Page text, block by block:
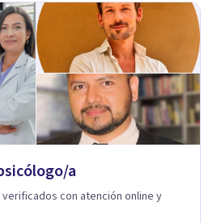
integrando actualmente la
Mi abordaje también incorpora
ecopsicología y el trabajo
entendiendo que cada
y requiere una mirada
a
con atención online y